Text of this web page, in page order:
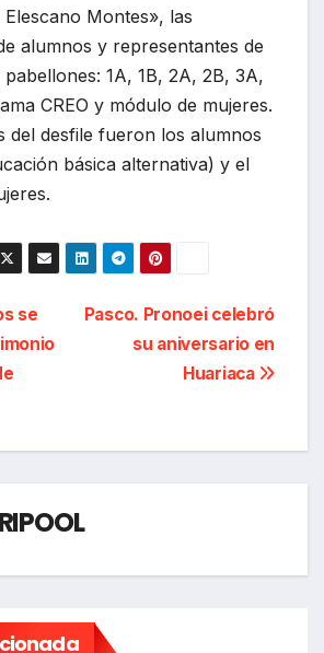
Elescano Montes», las
alumnos y representantes de
1A, 1B, 2A, 2B, 3A,
CREO y módulo de mujeres.
del desfile fueron los alumnos
básica alternativa) y el
Pasco. Pronoei celebró
su aniversario en
Huariaca
se